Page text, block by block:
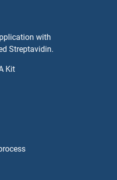
with
Streptavidin.
Kit